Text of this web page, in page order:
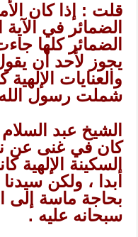
قلت : إذا كان
الضمائر في الآية
الضمائر كلها
يجوز لأحد أن
والعنايات
شملت رسول
الشيخ عبد
كان في غنى عن
السكينة الإلهية
أبدا ، ولكن
بحاجة ماسة إلى
سبحانه عليه .